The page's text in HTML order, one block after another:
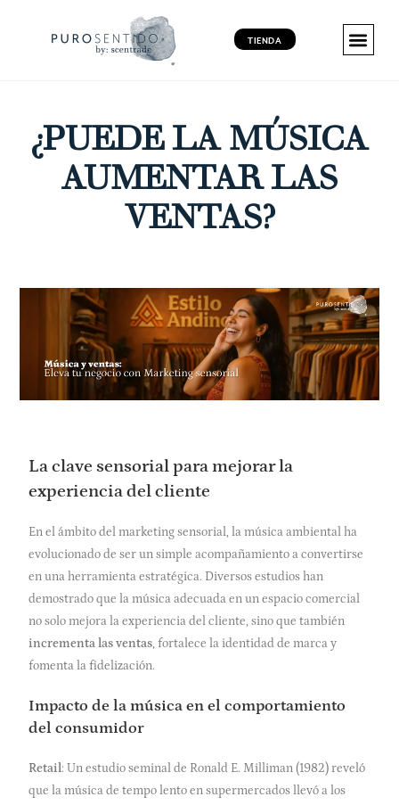
TIENDA
¿PUEDE LA MÚSICA
AUMENTAR LAS
VENTAS?
La clave sensorial para mejorar la
experiencia del cliente
En el ámbito del marketing sensorial, la música ambiental ha
evolucionado de ser un simple acompañamiento a convertirse
en una herramienta estratégica. Diversos estudios han
demostrado que la música adecuada en un espacio comercial
no solo mejora la experiencia del cliente, sino que también
incrementa las ventas, fortalece la identidad de marca y
fomenta la fidelización.
Impacto de la música en el comportamiento
del consumidor
Retail: Un estudio seminal de Ronald E. Milliman (1982) reveló
que la música de tempo lento en supermercados llevó a los